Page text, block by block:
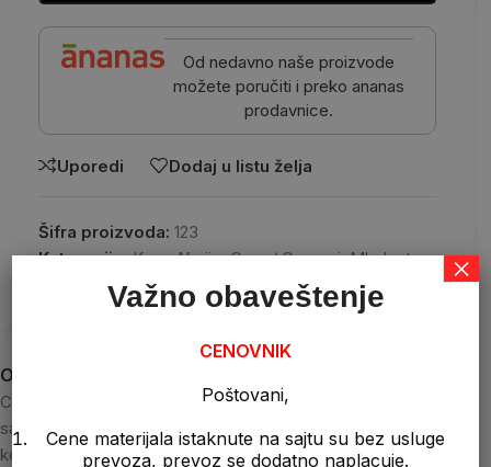
Od nedavno naše proizvode
možete poručiti i preko ananas
prodavnice.
Uporedi Dodaj u listu želja
Šifra proizvoda: 123
Kategorije: Krov, Akcije, Crep / Crepovi, Mladost
Opis
Crep Tradicional Pro 12 – Crep je estetski tradicionalnog oblika,
sa dvostrukim žlebovima i duplim kanalima na gornjoj površini
kojidaje visoku mehaničku otpornost i sigurnost protiv
Važno obaveštenje
CENOVNIK
Poštovani,
Cene materijala istaknute na sajtu su bez usluge
prevoza, prevoz se dodatno naplacuje.
×